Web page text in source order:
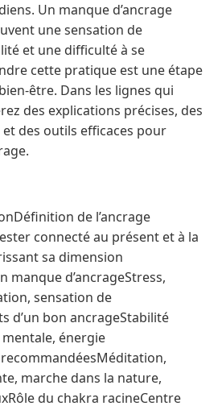
Un manque d’ancrage
une sensation de
et une difficulté à se
cette pratique est une étape
être. Dans les lignes qui
des explications précises, des
des outils efficaces pour
de l’ancrage
connecté au présent et à la
sa dimension
manque d’ancrageStress,
sensation de
d’un bon ancrageStabilité
énergie
marche dans la nature,
du chakra racineCentre